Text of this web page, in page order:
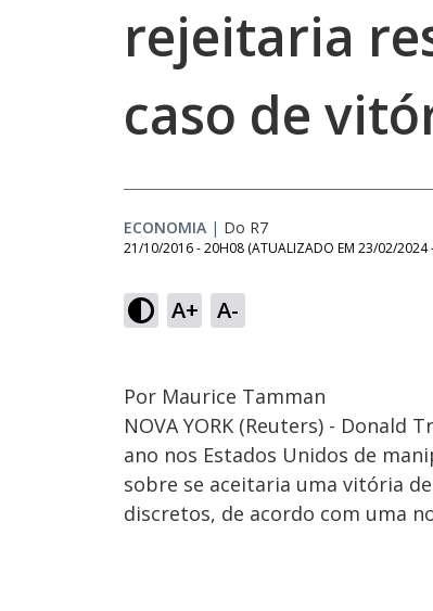
rejeitaria
caso de
ECONOMIA | Do R7
21/10/2016 - 20H08 (ATUALIZADO EM 23/02/2024
A+ A-
Por Maurice Tamman
NOVA YORK (Reuters) - Donald
ano nos Estados Unidos de
sobre se aceitaria uma vitória
discretos, de acordo com uma